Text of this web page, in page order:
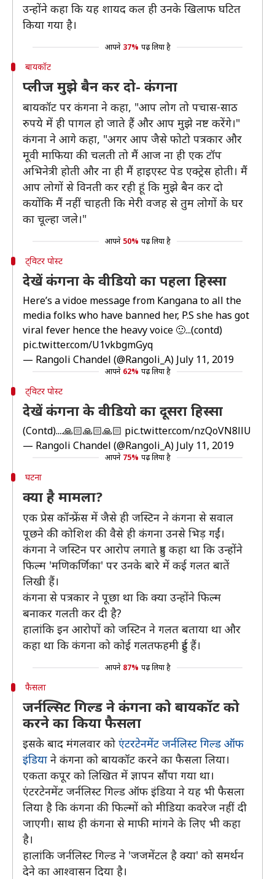
उन्होंने कहा कि यह शायद कल ही उनके खिलाफ घटित
किया गया है।
आपने 37% पढ़ लिया है
बायकॉट
प्लीज मुझे बैन कर दो- कंगना
बायकॉट पर कंगना ने कहा, "आप लोग तो पचास-साठ
रुपये में ही पागल हो जाते हैं और आप मुझे नष्ट करेंगे।"
कंगना ने आगे कहा, "अगर आप जैसे फोटो पत्रकार और
मूवी माफिया की चलती तो मैं आज ना ही एक टॉप
अभिनेत्री होती और ना ही मैं हाइएस्ट पेड एक्ट्रेस होती। मैं
आप लोगों से विनती कर रही हूं कि मुझे बैन कर दो
कयोंकि मैं नहीं चाहती कि मेरी वजह से तुम लोगों के घर
का चूल्हा जले।"
आपने 50% पढ़ लिया है
ट्विटर पोस्ट
देखें कंगना के वीडियो का पहला हिस्सा
Here’s a vidoe message from Kangana to all the
media folks who have banned her, P.S she has got
viral fever hence the heavy voice 🙂...(contd)
pic.twitter.com/U1vkbgmGyq
— Rangoli Chandel (@Rangoli_A) July 11, 2019
आपने 62% पढ़ लिया है
ट्विटर पोस्ट
देखें कंगना के वीडियो का दूसरा हिस्सा
(Contd)....🙏🏻🙏🏻🙏🏻 pic.twitter.com/nzQoVN8llU
— Rangoli Chandel (@Rangoli_A) July 11, 2019
आपने 75% पढ़ लिया है
घटना
क्या है मामला?
एक प्रेस कॉन्फ्रेंस में जैसे ही जस्टिन ने कंगना से सवाल
पूछने की कोशिश की वैसे ही कंगना उनसे भिड़ गईं।
कंगना ने जस्टिन पर आरोप लगाते हुए कहा था कि उन्होंने
फिल्‍म 'मणिकर्णिका' पर उनके बारे में कई गलत बातें
लिखी हैं।
कंगना से पत्रकार ने पूछा था कि क्या उन्होंने फिल्म
बनाकर गलती कर दी है?
हालांकि इन आरोपों को जस्टिन ने गलत बताया था और
कहा था कि कंगना को कोई गलतफहमी हुई हैं।
आपने 87% पढ़ लिया है
फैसला
जर्नल्सिट गिल्ड ने कंगना को बायकॉट को
करने का किया फैसला
इसके बाद मंगलवार को एंटरटेनमेंट जर्नलिस्ट गिल्ड ऑफ
इंडिया ने कंगना को बायकॉट करने का फैसला लिया।
एकता कपूर को लिखित में ज्ञापन सौंपा गया था।
एंटरटेनमेंट जर्नलिस्ट गिल्ड ऑफ इंडिया ने यह भी फैसला
लिया है कि कंगना की फिल्मों को मीडिया कवरेज नहीं दी
जाएगी। साथ ही कंगना से माफी मांगने के लिए भी कहा
है।
हालांकि जर्नलिस्ट गिल्ड ने 'जजमेंटल है क्या' को समर्थन
देने का आश्वासन दिया है।